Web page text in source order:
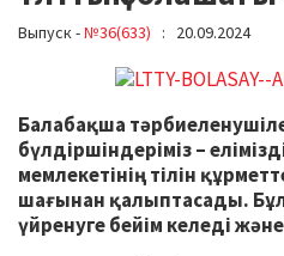
Выпуск -№36(633) : 20.09.2024
Балабақша
бүлдіршіндеріміз –
мемлекетінің тілін
шағынан қалыптасады.
үйренуге бейім келеді